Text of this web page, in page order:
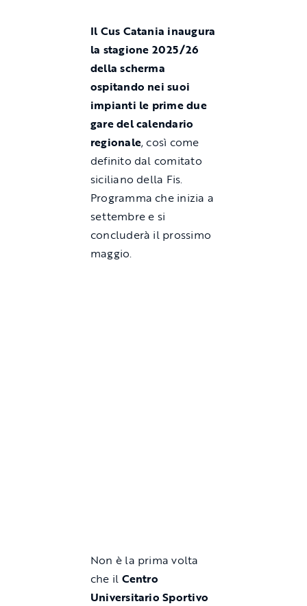
Il Cus Catania inaugura
la stagione 2025/26
della scherma
ospitando nei suoi
impianti le prime due
gare del calendario
regionale, così come
definito dal comitato
siciliano della Fis.
Programma che inizia a
settembre e si
concluderà il prossimo
maggio.
Non è la prima volta
che il Centro
Universitario Sportivo